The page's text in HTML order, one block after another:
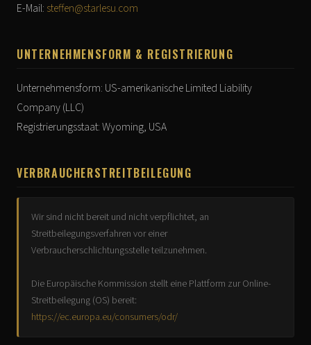
E-Mail: steffen@starlesu.com
UNTERNEHMENSFORM & REGISTRIERUNG
Unternehmensform: US-amerikanische Limited Liability
Company (LLC)
Registrierungsstaat: Wyoming, USA
VERBRAUCHERSTREITBEILEGUNG
Wir sind nicht bereit und nicht verpflichtet, an
Streitbeilegungsverfahren vor einer
Verbraucherschlichtungsstelle teilzunehmen.
Die Europäische Kommission stellt eine Plattform zur Online-
Streitbeilegung (OS) bereit:
https://ec.europa.eu/consumers/odr/